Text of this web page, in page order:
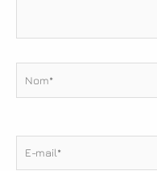
mail*